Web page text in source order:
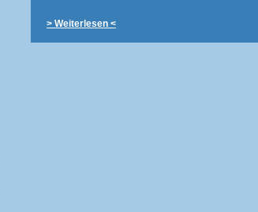
> Weiterlesen <